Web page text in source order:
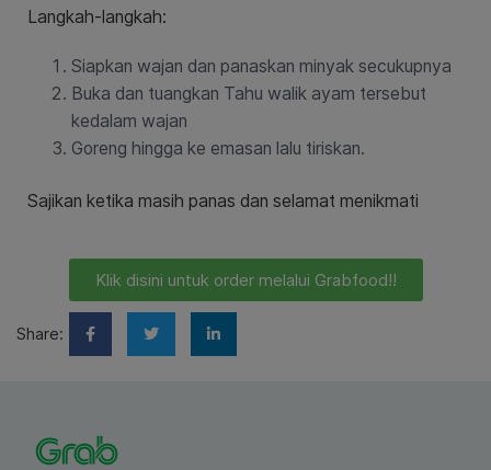
Langkah-langkah:
Siapkan wajan dan panaskan minyak secukupnya
Buka dan tuangkan Tahu walik ayam tersebut
kedalam wajan
Goreng hingga ke emasan lalu tiriskan.
Sajikan ketika masih panas dan selamat menikmati
Klik disini untuk order melalui Grabfood!!
Share: